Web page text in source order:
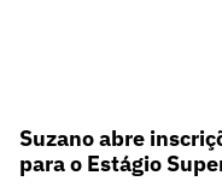
Suzano abre
para o Estágio